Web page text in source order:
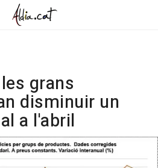
grans
disminuir un
a l'abril